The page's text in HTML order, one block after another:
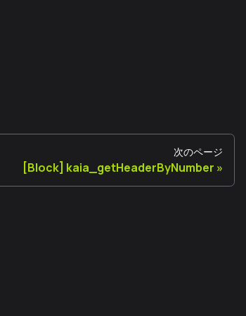
次のページ
[Block] kaia_getHeaderByNumber